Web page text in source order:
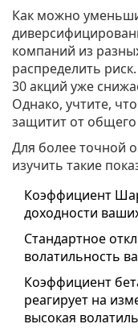
Как можно
компаний из
распределить
30 акций уже
Однако, учтите,
защитит от
Для более точной
изучить такие
Коэффициент
доходности
Стандартное
волатильность
Коэффициент
реагирует на
высокая